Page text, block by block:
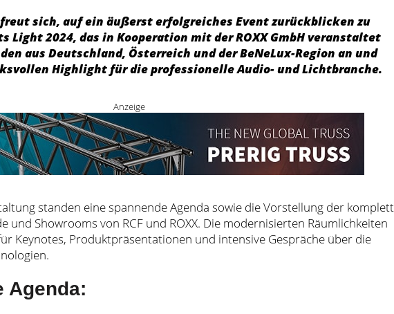
freut sich, auf ein äußerst erfolgreiches Event zurückblicken zu
Light 2024, das in Kooperation mit der ROXX GmbH veranstaltet
aus Deutschland, Österreich und der BeNeLux-Region an und
Highlight für die professionelle Audio- und Lichtbranche.
Anzeige
standen eine spannende Agenda sowie die Vorstellung der komplett
und Showrooms von RCF und ROXX. Die modernisierten Räumlichkeiten
Keynotes, Produktpräsentationen und intensive Gespräche über die
Agenda: